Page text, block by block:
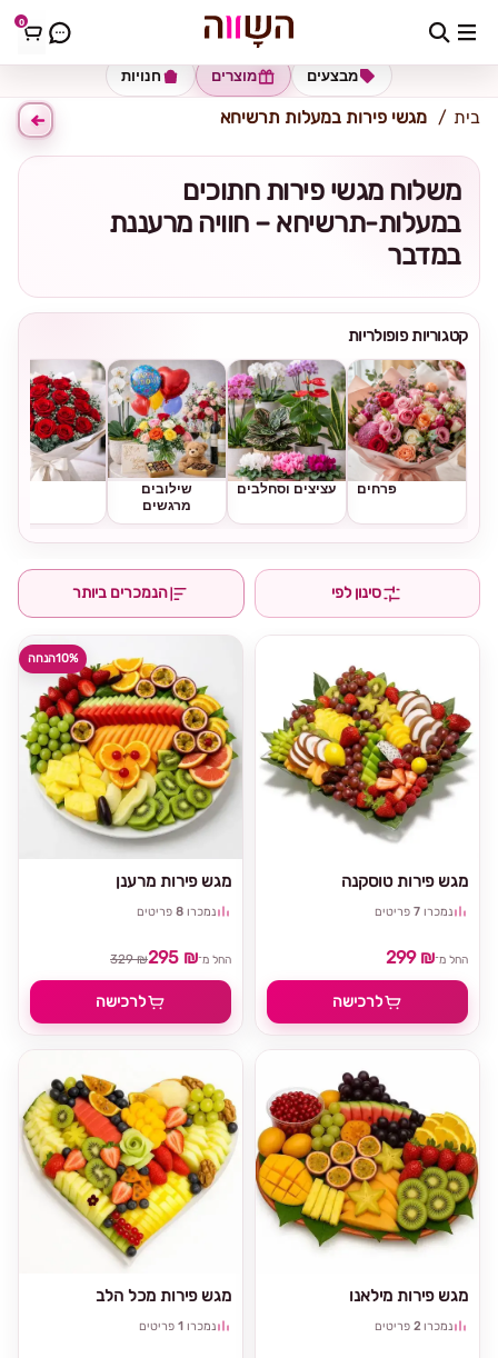
0 כתובת למשלוח הזינו כתובת
חנויות מוצרים מבצעים
בית מגשי פירות במעלות תרשיחא
משלוח מגשי פירות חתוכים
במעלות-תרשיחא – חוויה מרעננת
במדבר
קטגוריות פופולריות
פרחים עציצים וסחלבים
שילובים
מרגשים
סינון לפי הנמכרים ביותר
10%הנחה
מגש פירות מרענן
נמכרו 8 פריטים
החל מ־295 ₪
329 ₪
לרכישה
מגש פירות טוסקנה
נמכרו 7 פריטים
החל מ־299 ₪
לרכישה
מגש פירות מכל הלב
נמכרו 1 פריטים
מגש פירות מילאנו
נמכרו 2 פריטים